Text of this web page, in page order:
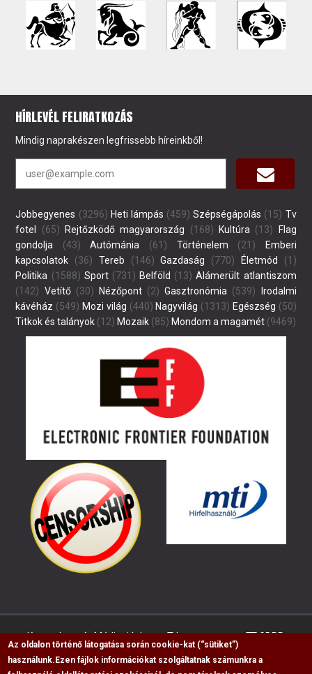
HÍRLEVÉL FELIRATKOZÁS
Mindig naprakészen legfrissebb híreinkből!
Jobbegyenes (3296) Heti lámpás (459) Szépségápolás (15) Tv
fotel
(65) Rejtőzködő magyarország (168) Kultúra(13)
Flag
gondolja (43) Autómánia (61) Történelem (21)
Emberi
kapcsolatok (36) Tereb (146) Gazdaság (770) Életmód
(1)
Politika (1588) Sport(731) Belföld (13) Alámerült atlantiszom
(142) Vetítő(30) Nézőpont(2) Gasztronómia (539)
Irodalmi
kávéház (549) Mozi világ (440) Nagyvilág (1313) Egészség (50)
Titkok és talányok (12) Mozaik (85) Mondom a magamét (9469)
Kapcsolat Médiaajánlat Impresszum GDPR
Az oldalon történő látogatása során cookie-kat (“sütiket”)
használunk. Ezen fájlok információkat szolgáltatnak számunkra a